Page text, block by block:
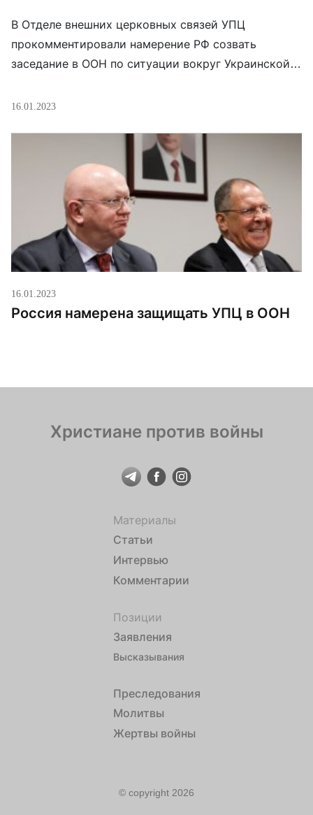
В Отделе внешних церковных связей УПЦ
прокомментировали намерение РФ созвать
заседание в ООН по ситуации вокруг Украинской
что постоянный представитель РФ при ООН
Совета Безопасности ООН на 17 января 2023 г. по
ситуации, сложившейся вокруг Украинской
Православной Церкви. В связи с этим сообщаем,
16.01.2023
16.01.2023
Россия намерена защищать УПЦ в ООН
Христиане против войны
Материалы
Статьи
Интервью
Комментарии
Позиции
Заявления
Высказывания
Преследования
Молитвы
Жертвы войны
© copyright 2026